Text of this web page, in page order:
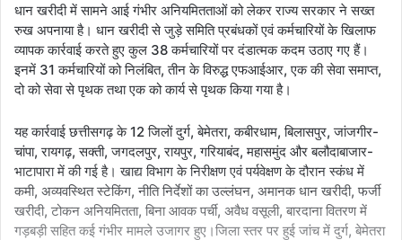
धान खरीदी में सामने आई गंभीर अनियमितताओं को लेकर राज्य सरकार ने सख्त
रुख अपनाया है। धान खरीदी से जुड़े समिति प्रबंधकों एवं कर्मचारियों के खिलाफ
व्यापक कार्रवाई करते हुए कुल 38 कर्मचारियों पर दंडात्मक कदम उठाए गए हैं।
इनमें 31 कर्मचारियों को निलंबित, तीन के विरुद्ध एफआईआर, एक की सेवा समाप्त,
दो को सेवा से पृथक तथा एक को कार्य से पृथक किया गया है।
यह कार्रवाई छत्तीसगढ़ के 12 जिलों दुर्ग, बेमेतरा, कबीरधाम, बिलासपुर, जांजगीर-
चांपा, रायगढ़, सक्ती, जगदलपुर, रायपुर, गरियाबंद, महासमुंद और बलौदाबाजार-
भाटापारा में की गई है। खाद्य विभाग के निरीक्षण एवं पर्यवेक्षण के दौरान स्कंध में
कमी, अव्यवस्थित स्टेकिंग, नीति निर्देशों का उल्लंघन, अमानक धान खरीदी, फर्जी
खरीदी, टोकन अनियमितता, बिना आवक पर्ची, अवैध वसूली, बारदाना वितरण में
गड़बड़ी सहित कई गंभीर मामले उजागर हुए।जिला स्तर पर हुई जांच में दुर्ग, बेमेतरा